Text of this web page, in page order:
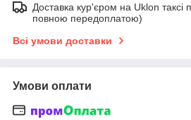
Доставка кур'єром на Uklon таксі
повною передоплатою)
Всі умови доставки
Умови оплати